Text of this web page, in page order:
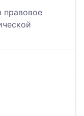
правовое